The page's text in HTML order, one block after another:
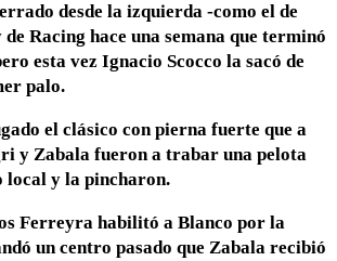
desde la izquierda -como el de
Racing hace una semana que terminó
esta vez Ignacio Scocco la sacó de
palo.
el clásico con pierna fuerte que a
y Zabala fueron a trabar una pelota
local y la pincharon.
Ferreyra habilitó a Blanco por la
un centro pasado que Zabala recibió